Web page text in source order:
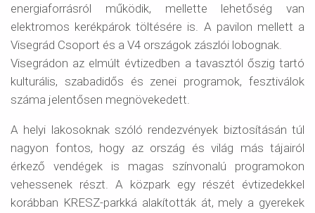
energiaforrásról működik, mellette lehetőség van
elektromos kerékpárok töltésére is. A pavilon mellett a
Visegrád Csoport és a V4 országok zászlói lobognak.
Visegrádon az elmúlt évtizedben a tavasztól őszig tartó
kulturális, szabadidős és zenei programok, fesztiválok
száma jelentősen megnövekedett.
A helyi lakosoknak szóló rendezvények biztosításán túl
nagyon fontos, hogy az ország és világ más tájairól
érkező vendégek is magas színvonalú programokon
vehessenek részt. A közpark egy részét évtizedekkel
korábban KRESZ-parkká alakították át, mely a gyerekek